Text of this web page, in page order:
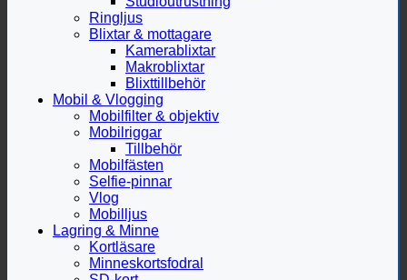
Ringljus
Blixtar & mottagare
Kamerablixtar
Makroblixtar
Blixttillbehör
Mobil & Vlogging
Mobilfilter & objektiv
Mobilriggar
Tillbehör
Mobilfästen
Selfie-pinnar
Vlog
Mobilljus
Lagring & Minne
Kortläsare
Minneskortsfodral